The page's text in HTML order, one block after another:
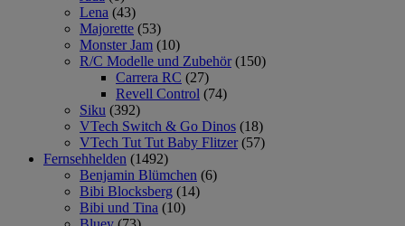
Lena (43)
Majorette (53)
Monster Jam (10)
R/C Modelle und Zubehör (150)
Carrera RC (27)
Revell Control (74)
Siku (392)
VTech Switch & Go Dinos (18)
VTech Tut Tut Baby Flitzer (57)
Fernsehhelden (1492)
Benjamin Blümchen (6)
Bibi Blocksberg (14)
Bibi und Tina (10)